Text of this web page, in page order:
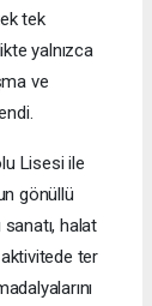
tek
yalnızca
ve
Lisesi ile
gönüllü
halat
ter